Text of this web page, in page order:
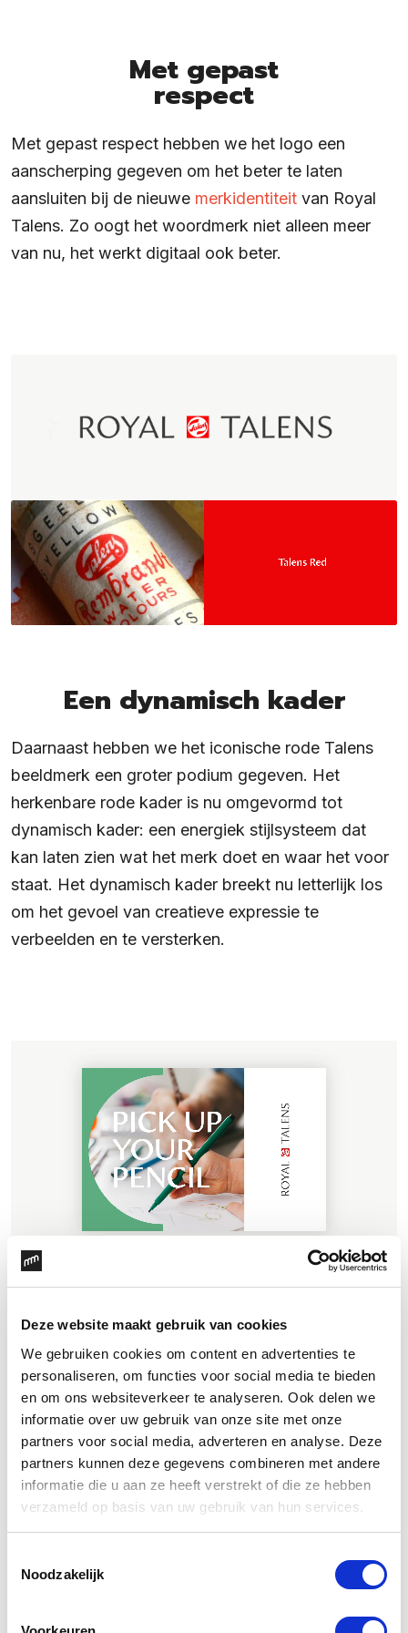
Deze website maakt gebruik van cookies
We gebruiken cookies om content en advertenties te
personaliseren, om functies voor social media te bieden
en om ons websiteverkeer te analyseren. Ook delen we
informatie over uw gebruik van onze site met onze
partners voor social media, adverteren en analyse. Deze
partners kunnen deze gegevens combineren met andere
informatie die u aan ze heeft verstrekt of die ze hebben
verzameld op basis van uw gebruik van hun services.
Noodzakelijk
Met gepast
respect
Met gepast respect hebben we het logo een
aanscherping gegeven om het beter te laten
aansluiten bij de nieuwe merkidentiteit van Royal
Talens. Zo oogt het woordmerk niet alleen meer
van nu, het werkt digitaal ook beter.
Een dynamisch kader
Daarnaast hebben we het iconische rode Talens
beeldmerk een groter podium gegeven. Het
herkenbare rode kader is nu omgevormd tot
dynamisch kader: een energiek stijlsysteem dat
kan laten zien wat het merk doet en waar het voor
staat. Het dynamisch kader breekt nu letterlijk los
om het gevoel van creatieve expressie te
verbeelden en te versterken.
Van website
Van website tot verpakkingsmateriaal en van